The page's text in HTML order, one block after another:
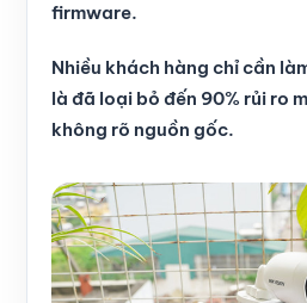
firmware.
Nhiều khách hàng chỉ cần
là đã loại bỏ đến 90% rủi ro
không rõ nguồn gốc.